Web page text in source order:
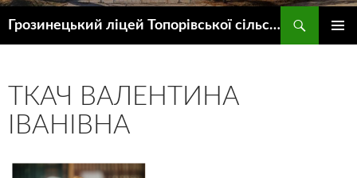
Грозинецький ліцей Топорівської сільської ради
ТКАЧ ВАЛЕНТИНА
ІВАНІВНА